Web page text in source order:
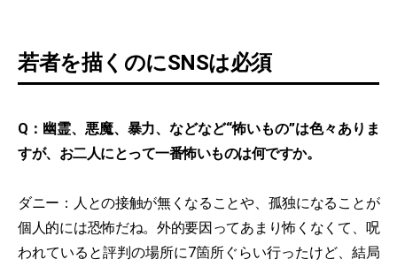
若者を描くのにSNSは必須
Q：幽霊、悪魔、暴力、などなど“怖いもの”は色々ありま
すが、お二人にとって一番怖いものは何ですか。
ダニー：人との接触が無くなることや、孤独になることが
個人的には恐怖だね。外的要因ってあまり怖くなくて、呪
われていると評判の場所に7箇所ぐらい行ったけど、結局